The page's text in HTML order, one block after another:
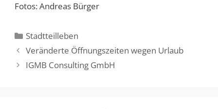
Fotos: Andreas Bürger
Kategorien
Stadtteilleben
Veränderte Öffnungszeiten wegen Urlaub
IGMB Consulting GmbH